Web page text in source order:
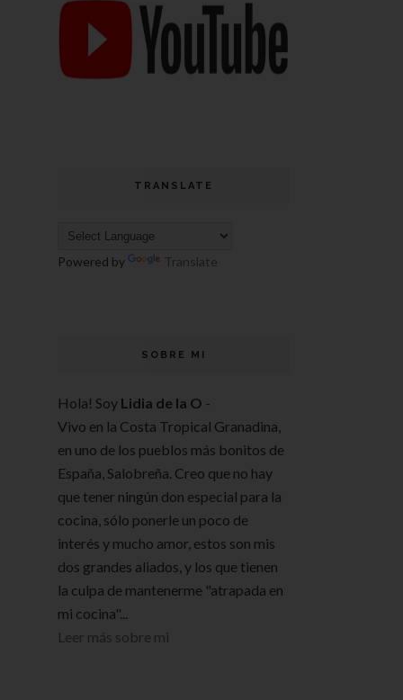
TRANSLATE
Powered by Translate
SOBRE MI
Hola! Soy Lidia de la O -
Vivo en la Costa Tropical Granadina,
en uno de los pueblos más bonitos de
España, Salobreña. Creo que no hay
que tener ningún don especial para la
cocina, sólo ponerle un poco de
interés y mucho amor, estos son mis
dos grandes aliados, y los que tienen
la culpa de mantenerme "atrapada en
mi cocina"...
Leer más sobre mi